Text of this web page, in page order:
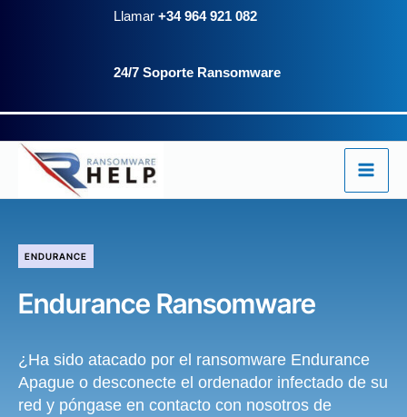
Llamar +34 964 921 082
24/7 Soporte Ransomware
ENDURANCE
Endurance Ransomware
¿Ha sido atacado por el ransomware Endurance
Apague o desconecte el ordenador infectado de su
red y póngase en contacto con nosotros de